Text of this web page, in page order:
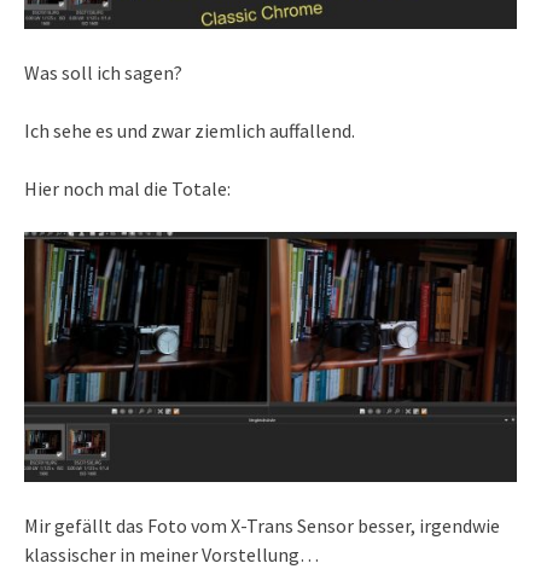
Was soll ich sagen?
Ich sehe es und zwar ziemlich auffallend.
Hier noch mal die Totale:
Mir gefällt das Foto vom X-Trans Sensor besser, irgendwie
klassischer in meiner Vorstellung…